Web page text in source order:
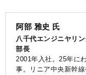
阿部 雅史 氏
八千代エンジニヤリ
部長
2001年入社。25年に
事。リニア中央新幹